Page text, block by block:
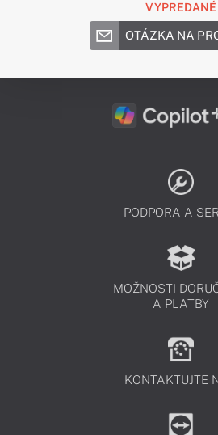
VYPREDANÉ
OTÁZKA NA
PODPORA A
MOŽNOSTI
A PLATBY
KONTAKTUJTE